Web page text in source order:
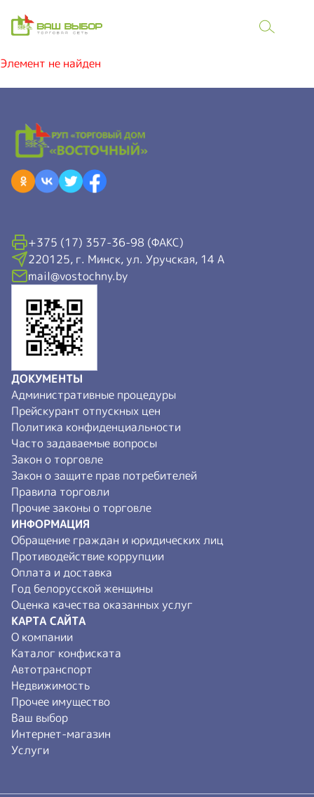
Элемент не найден
+375 (17) 357-36-98 (ФАКС)
220125, г. Минск, ул. Уручская, 14 А
mail@vostochny.by
ДОКУМЕНТЫ
Административные процедуры
Прейскурант отпускных цен
Политика конфиденциальности
Часто задаваемые вопросы
Закон о торговле
Закон о защите прав потребителей
Правила торговли
Прочие законы о торговле
ИНФОРМАЦИЯ
Обращение граждан и юридических лиц
Противодействие коррупции
Оплата и доставка
Год белорусской женщины
Оценка качества оказанных услуг
КАРТА САЙТА
О компании
Каталог конфиската
Автотранспорт
Недвижимость
Прочее имущество
Ваш выбор
Интернет-магазин
Услуги